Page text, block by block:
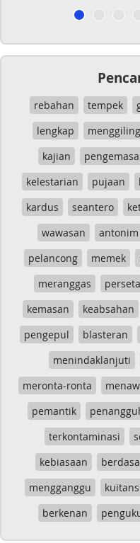
rebahan tempek
lengkap
menggiling
kajian
kelestarian
pujaan
kardus
seantero
wawasan
antonim
pelancong
memek
meranggas
kemasan
keabsahan
pengepul
blasteran
menindaklanjuti
meronta-ronta
pemantik
terkontaminasi
kebiasaan
mengganggu
berkenan